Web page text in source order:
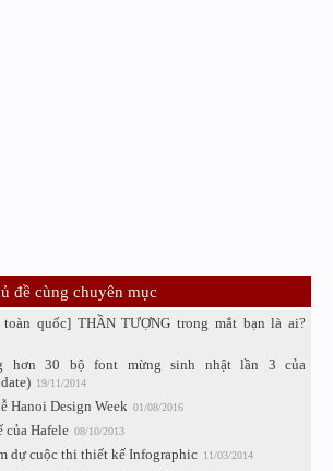
đề cùng chuyên mục
quốc] THẦN TƯỢNG trong mắt bạn là ai?
hơn 30 bộ font mừng sinh nhật lần 3 của
19/11/2014
Hanoi Design Week 01/08/2016
của Hafele 08/10/2013
dự cuộc thi thiết kế Infographic 11/03/2014